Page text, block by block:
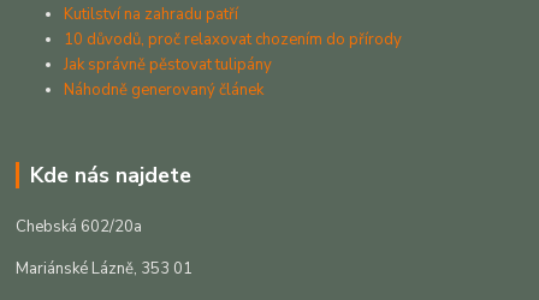
Kutilství na zahradu patří
10 důvodů, proč relaxovat chozením do přírody
Jak správně pěstovat tulipány
Náhodně generovaný článek
Kde nás najdete
Chebská 602/20a
Mariánské Lázně, 353 01